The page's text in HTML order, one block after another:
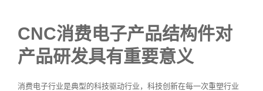
CNC消费电子产品结构件对
产品研发具有重要意义
消费电子行业是典型的科技驱动行业，科技创新在每一次重塑行业